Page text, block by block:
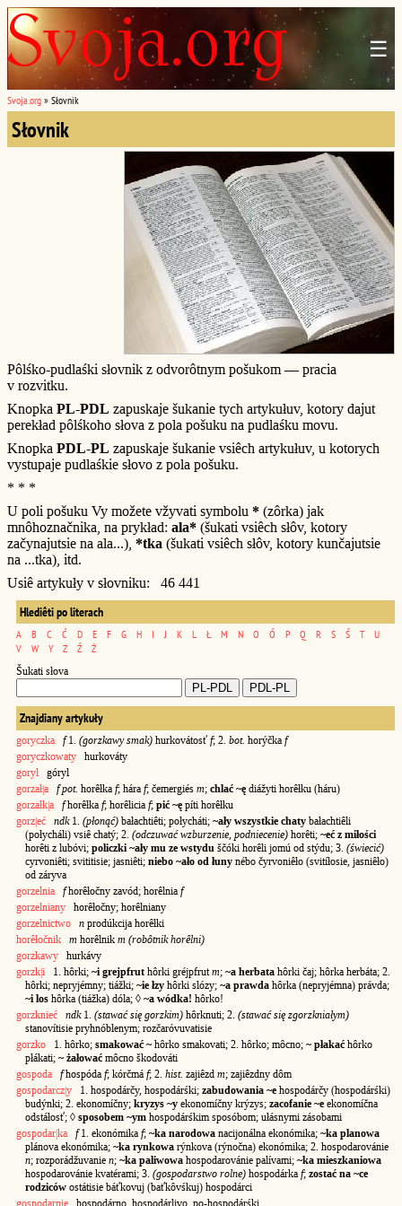
☰
Svoja.org » Słovnik
Słovnik
Pôlśko-pudlaśki słovnik z odvorôtnym pošukom — pracia
v rozvitku.
Knopka PL-PDL zapuskaje šukanie tych artykułuv, kotory dajut
perekład pôlśkoho słova z pola pošuku na pudlaśku movu.
Knopka PDL-PL zapuskaje šukanie vsiêch artykułuv, u kotorych
vystupaje pudlaśkie słovo z pola pošuku.
* * *
U poli pošuku Vy možete vžyvati symbolu * (zôrka) jak
mnôhoznačnika, na prykład: ala* (šukati vsiêch słôv, kotory
začynajutsie na ala...), *tka (šukati vsiêch słôv, kotory kunčajutsie
na ...tka), itd.
Usiê artykuły v słovniku: 46 441
Hlediêti po literach
A B C Ć D E F G H I J K L Ł M N O Ó P Q R S Ś T
U
V
W Y Z Ź Ż
Šukati słova
Znajdiany artykuły
goryczka f1. (gorzkawy smak) hurkovátosť f; 2. bot. horýčka f
goryczkowaty hurkováty
goryl góryl
gorzał|a
f pot. horêłka f; hára f; čemergiés m; chlać ~ę diážyti horêłku (háru)
gorzałk|a
fhorêłka f; horêlicia f; pić ~ę píti horêłku
gorz|eć
ndk1. (płonąć) bałachtiêti; połycháti; ~ały wszystkie chaty bałachtiêli
(połycháli) vsiê chatý; 2. (odczuwać wzburzenie, podniecenie) horêti; ~eć z miłości
horêti z lubóvi; policzki ~ały mu ze wstydu ščóki horêli jomú od stýdu; 3. (świecić)
cyrvoniêti; svititisie; jasniêti; niebo ~ało od łuny nébo čyrvoniêło (svitíłosie, jasniêło)
od záryva
gorzelnia
fhorêłočny zavód; horêlnia f
gorzelniany horêłočny; horêlniany
gorzelnictwo
n prodúkcija horêłki
horêłočnik
m horêlnik m (robôtnik horêlni)
gorzkawy hurkávy
gorzk|i 1. hôrki; ~i grejpfrut hôrki gréjpfrut m; ~a herbata hôrki čaj; hôrka herbáta; 2.
hôrki; nepryjémny; tiážki; ~ie łzy hôrki slózy; ~a prawda hôrka (nepryjémna) právda;
~i los hôrka (tiážka) dóla; ◊ ~a wódka! hôrko!
gorzknieć
ndk1. (stawać się gorzkim) hôrknuti; 2. (stawać się zgorzkniałym)
stanovítisie pryhnóblenym; rozčaróvuvatisie
gorzko 1. hôrko; smakować ~ hôrko smakovati; 2. hôrko; môcno; ~ płakać hôrko
płákati; ~ żałować môcno škodováti
gospoda
fhospóda f; kórčmá f; 2. hist. zajiêzd m; zajiêzdny dôm
gospodarcz|y 1. hospodárčy, hospodárśki; zabudowania ~e hospodárčy (hospodárśki)
budýnki; 2. ekonomíčny; kryzys ~y ekonomíčny krýzys; zacofanie ~e ekonomíčna
odstáłosť; ◊ sposobem ~ym hospodárśkim sposóbom; ułásnymi zásobami
gospodar|ka
f1. ekonómika f; ~ka narodowa nacijonálna ekonómika; ~ka planowa
plánova ekonómika; ~ka rynkowa rýnkova (rýnočna) ekonómika; 2. hospodarovánie
n; rozporádžuvanie n; ~ka paliwowa hospodarovánie palívami; ~ka mieszkaniowa
hospodarovánie kvatérami; 3. (gospodarstwo rolne) hospodárka f; zostać na ~ce
rodziców ostátisie báťkovuj (baťkôvśkuj) hospodárci
gospodarnie hospodárno, hospodárlivo, po-hospodárśki